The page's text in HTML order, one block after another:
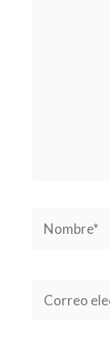
Nombre*
Correo